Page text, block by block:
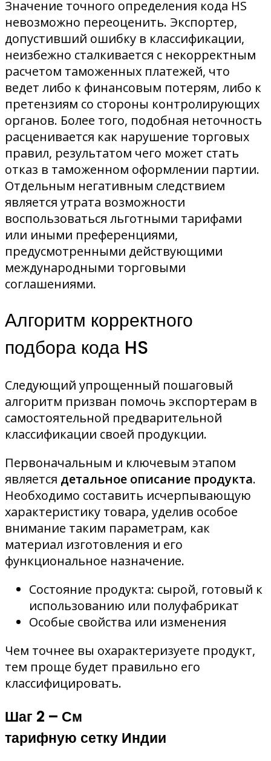
Значение точного определения кода HS
невозможно переоценить. Экспортер,
допустивший ошибку в классификации,
неизбежно сталкивается с некорректным
расчетом таможенных платежей, что
ведет либо к финансовым потерям, либо к
претензиям со стороны контролирующих
органов. Более того, подобная неточность
расценивается как нарушение торговых
правил, результатом чего может стать
отказ в таможенном оформлении партии.
Отдельным негативным следствием
является утрата возможности
воспользоваться льготными тарифами
или иными преференциями,
предусмотренными действующими
международными торговыми
соглашениями.
Алгоритм корректного
подбора кода HS
Следующий упрощенный пошаговый
алгоритм призван помочь экспортерам в
самостоятельной предварительной
классификации своей продукции.
Первоначальным и ключевым этапом
является детальное описание продукта.
Необходимо составить исчерпывающую
характеристику товара, уделив особое
внимание таким параметрам, как
материал изготовления и его
функциональное назначение.
Состояние продукта: сырой, готовый к
использованию или полуфабрикат
Особые свойства или изменения
Чем точнее вы охарактеризуете продукт,
тем проще будет правильно его
классифицировать.
Шаг 2 – См
тарифную сетку Индии